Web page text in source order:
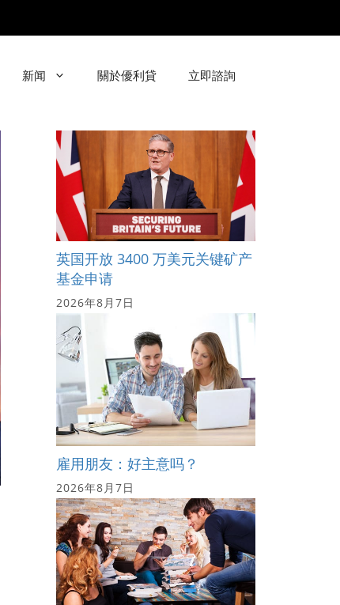
新闻 關於優利貸 立即諮詢
英国开放 3400 万美元关键矿产
基金申请
2026年8月7日
雇用朋友：好主意吗？
2026年8月7日